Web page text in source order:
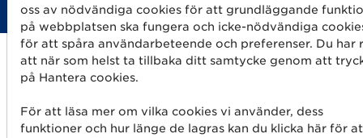
oss av nödvändiga cookies för att grundläggande
på webbplatsen ska fungera och icke-nödvändiga
för att spåra användarbeteende och preferenser. Du har
att när som helst ta tillbaka ditt samtycke genom att
på Hantera cookies.
För att läsa mer om vilka cookies vi använder, dess
funktioner och hur länge de lagras kan du klicka här för